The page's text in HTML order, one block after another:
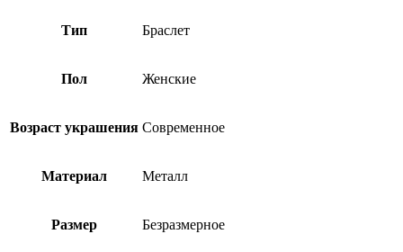
Тип Браслет
Пол Женские
Возраст украшения Современное
Материал Металл
Размер Безразмерное